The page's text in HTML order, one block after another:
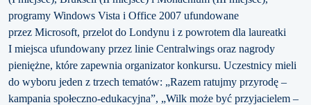
programy Windows Vista i Office 2007 ufundowane
przez Microsoft, przelot do Londynu i z powrotem dla laureatki
I miejsca ufundowany przez linie Centralwings oraz nagrody
pieniężne, które zapewnia organizator konkursu. Uczestnicy mieli
do wyboru jeden z trzech tematów: „Razem ratujmy przyrodę –
kampania społeczno-edukacyjna”, „Wilk może być przyjacielem –